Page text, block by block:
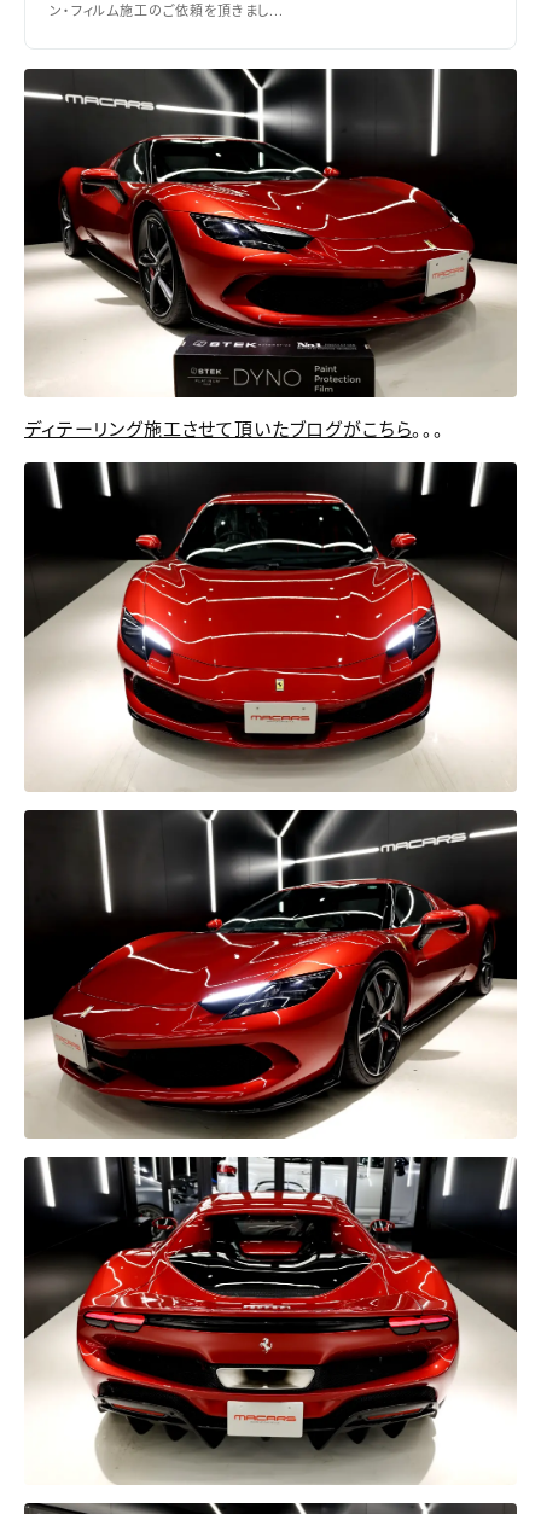
ン・フィルム施工のご依頼を頂きまし...
ディテーリング施工させて頂いたブログがこちら。。。